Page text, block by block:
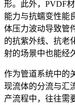
形。此外，PVDF
能力与抗蠕变性能
体压力波动导致管
的抗紫外线、抗老
射的场景中也能经
作为管道系统中的
现流体的分流与汇
产流程中，往往需